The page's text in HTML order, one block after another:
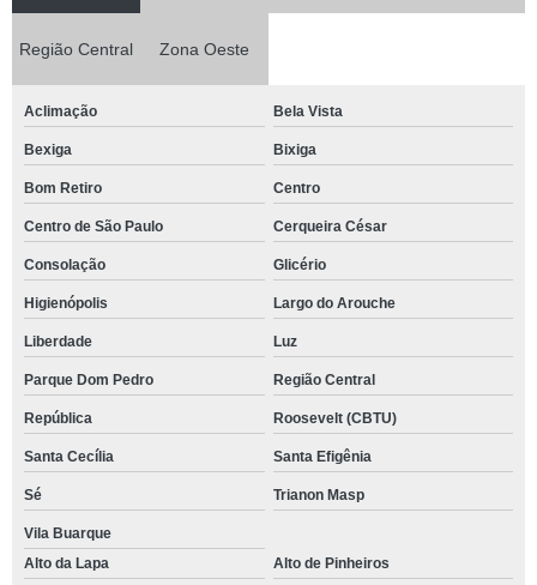
Região Central Zona Oeste
Aclimação Bela Vista
Bexiga Bixiga
Bom Retiro Centro
Centro de São Paulo Cerqueira César
Consolação Glicério
Higienópolis Largo do Arouche
Liberdade Luz
Parque Dom Pedro Região Central
República Roosevelt (CBTU)
Santa Cecília Santa Efigênia
Sé Trianon Masp
Vila Buarque
Alto da Lapa
Alto de Pinheiros